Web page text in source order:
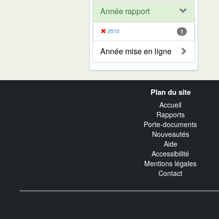
Année rapport
2010 1
Année mise en ligne
Plan du site
Accueil
Rapports
Porte-documents
Nouveautés
Aide
Accessibilité
Mentions légales
Contact